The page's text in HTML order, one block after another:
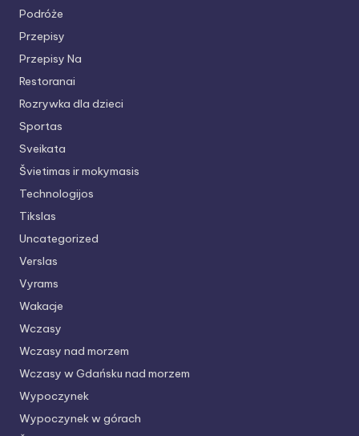
Podróże
Przepisy
Przepisy Na
Restoranai
Rozrywka dla dzieci
Sportas
Sveikata
Švietimas ir mokymasis
Technologijos
Tikslas
Uncategorized
Verslas
Vyrams
Wakacje
Wczasy
Wczasy nad morzem
Wczasy w Gdańsku nad morzem
Wypoczynek
Wypoczynek w górach